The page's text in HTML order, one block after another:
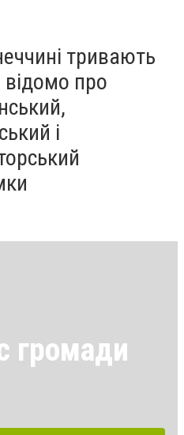
тривають
відомо про
і
громади